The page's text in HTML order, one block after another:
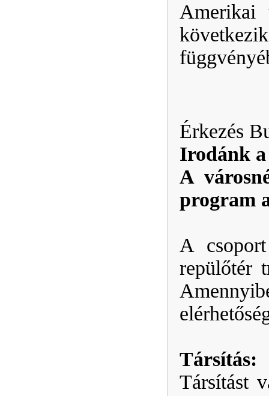
Amerikai
Érkezés
Irodánk
A
program
A
repülőtér
Társítás:
Társítást